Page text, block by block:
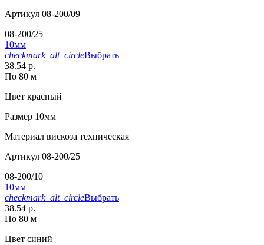
Артикул 08-200/09
08-200/25
10мм
checkmark_alt_circleВыбрать
38.54 р.
По 80 м
Цвет красный
Размер 10мм
Материал вискоза техническая
Артикул 08-200/25
08-200/10
10мм
checkmark_alt_circleВыбрать
38.54 р.
По 80 м
Цвет синий